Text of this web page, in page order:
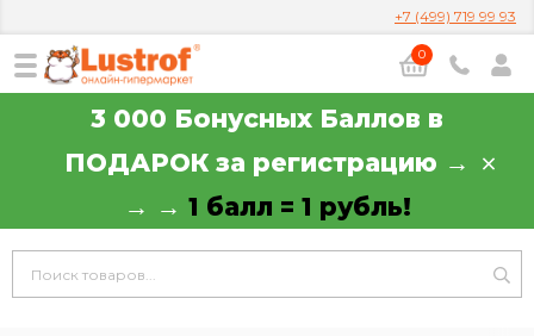
+7 (499) 719 99 93
0
3 000 Бонусных Баллов в
ПОДАРОК за регистрацию →
→ → 1 балл = 1 рубль!